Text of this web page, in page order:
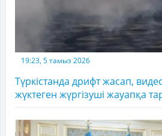
19:23, 5 тамыз 2026
Түркістанда дрифт жасап,
жүктеген жүргізуші жауапқа